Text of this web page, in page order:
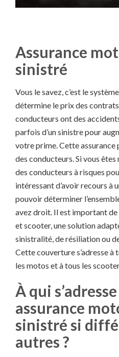
Assurance
sinistré
Vous le savez, c’est le
détermine le prix des
conducteurs ont des
parfois d’un sinistre pour
votre prime. Cette assurance
des conducteurs. Si vous
des conducteurs à risques
intéressant d’avoir recours à
pouvoirdéterminer
avez droit. Il est important
et scooter, une solution
sinistralité, de résiliation ou
Cette couverture s’adresse
les motos et à tous les
À qui
assurance
sinistré si
autres ?